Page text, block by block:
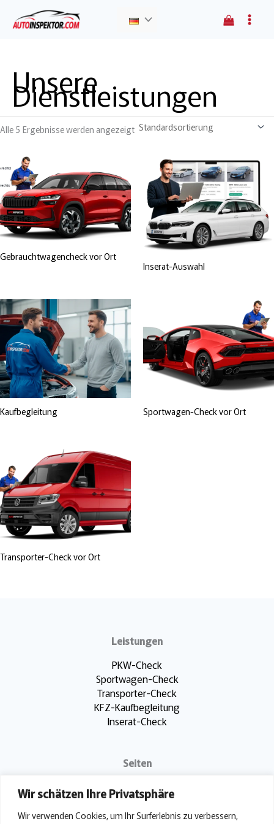
Wir schätzen Ihre Privatsphäre
Wir verwenden Cookies, um Ihr Surferlebnis zu verbessern,
Inhalt
Menü
Main
Unsere
Dienstleistungen
Alle 5 Ergebnisse werden angezeigt
Gebrauchtwagencheck vor Ort
Inserat-Auswahl
Kaufbegleitung Sportwagen-Check vor Ort
Transporter-Check vor Ort
Leistungen
PKW-Check
Sportwagen-Check
Transporter-Check
KFZ-Kaufbegleitung
Inserat-Check
Seiten
Impressum
Datenschutz
Standorte